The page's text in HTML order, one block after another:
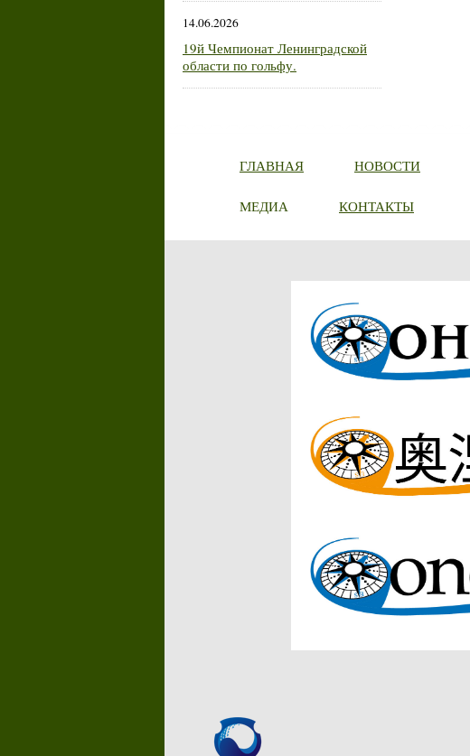
14.06.2026
19й Чемпионат Ленинградской
области по гольфу.
ГЛАВНАЯ НОВОСТИ
МЕДИА КОНТАКТЫ